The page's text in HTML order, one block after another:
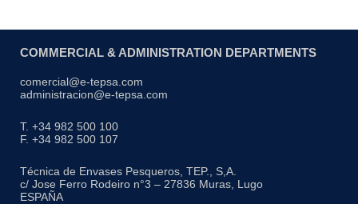
COMMERCIAL & ADMINISTRATION DEPARTMENTS
comercial@e-tepsa.com
administracion@e-tepsa.com
T. +34 982 500 100
F. +34 982 500 107
Técnica de Envases Pesqueros, TEP., S,A.
c/ Jose Ferro Rodeiro n°3 – 27836 Muras, Lugo
ESPAÑA